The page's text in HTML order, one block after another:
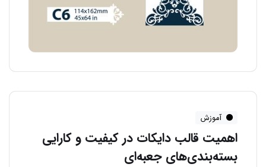
آموزش
اهمیت قالب دایکات در کیفیت و کارایی
بسته‌بندی‌های جعبه‌ای